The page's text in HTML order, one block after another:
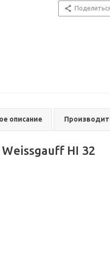
описание
HI 32